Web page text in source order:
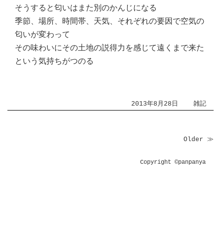
そうすると匂いはまた別のかんじになる
季節、場所、時間帯、天気、それぞれの要因で空気の
匂いが変わって
その味わいにその土地の説得力を感じて遠くまで来た
という気持ちがつのる
2013年8月28日 雑記
Older ≫